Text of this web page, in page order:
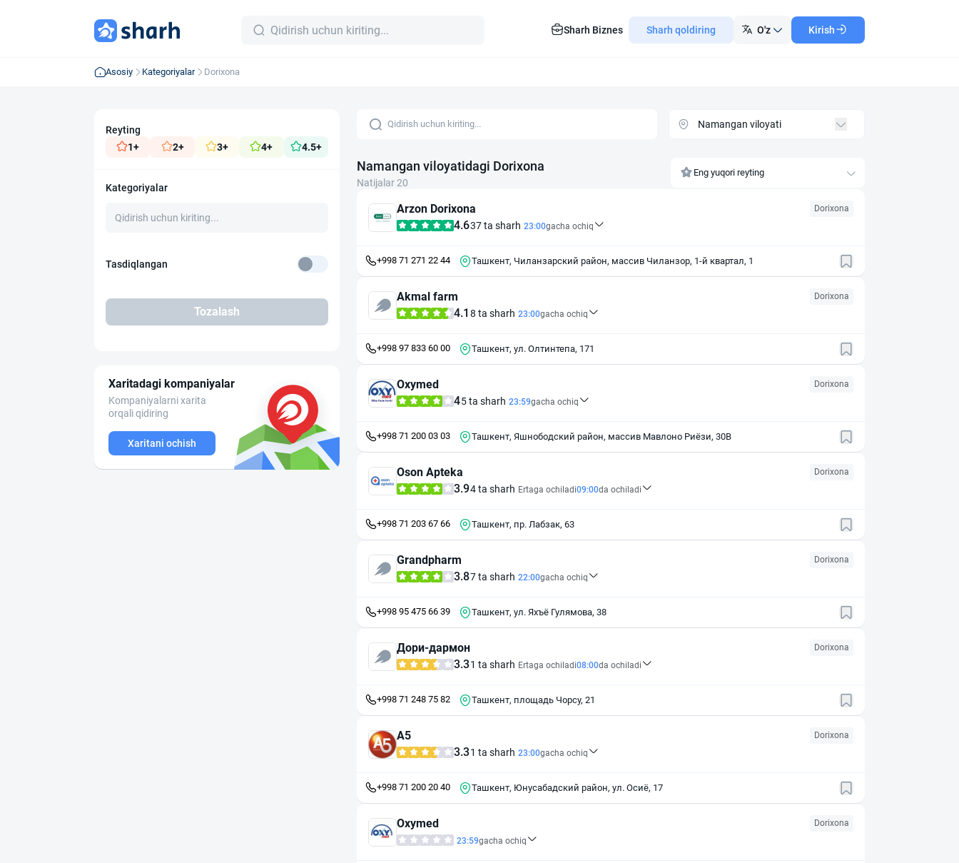
Sharh Biznes Sharh qoldiring O'z Kirish
Asosiy Kategoriyalar Dorixona
Reyting
1+
2+ 3+ 4+ 4.5+
Kategoriyalar
Tasdiqlangan
Tozalash
Xaritadagi kompaniyalar
Kompaniyalarni xarita
orqali qidiring
Xaritani ochish
Namangan viloyatidagi Dorixona
Natijalar 20
Eng yuqori reyting
Arzon Dorixona Dorixona
4.637 ta sharh 23:00gacha ochiq
+998 71 271 22 44 Ташкент, Чиланзарский район, массив Чиланзор, 1-й квартал, 1
Akmal farm Dorixona
4.1 8 ta sharh 23:00gacha ochiq
+998 97 833 60 00 Ташкент, ул. Олтинтепа, 171
Oxymed Dorixona
45 ta sharh 23:59gacha ochiq
+998 71 200 03 03 Ташкент, Яшнободский район, массив Мавлоно Риёзи, 30В
Oson Apteka Dorixona
3.94 ta sharh Ertaga ochiladi09:00da ochiladi
+998 71 203 67 66 Ташкент, пр. Лабзак, 63
Grandpharm Dorixona
3.87 ta sharh 22:00gacha ochiq
+998 95 475 66 39 Ташкент, ул. Яхъё Гулямова, 38
Дори-дармон Dorixona
3.31 ta sharh Ertaga ochiladi08:00da ochiladi
+998 71 248 75 82 Ташкент, площадь Чорсу, 21
А5 Dorixona
3.31 ta sharh 23:00gacha ochiq
+998 71 200 20 40 Ташкент, Юнусабадский район, ул. Осиё, 17
Oxymed
Dorixona
23:59gacha ochiq